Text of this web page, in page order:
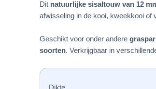
Dit natuurlijke sisaltouw van 12
afwisseling in de kooi, kweekkooi of
Geschikt voor onder andere
soorten. Verkrijgbaar in
Dikte